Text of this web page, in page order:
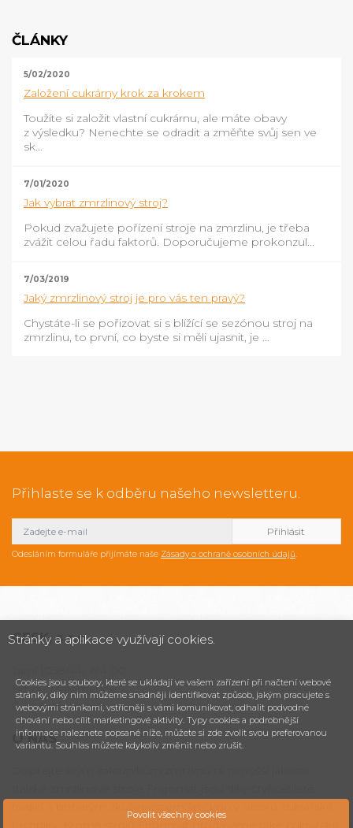
ČLÁNKY
5/02/2020
Založení cukrárny krok za krokem
Toužíte si založit vlastní cukrárnu, ale máte obavy
z výsledku? Nenechte se odradit a změňte svůj sen ve
sk...
7/01/2020
Jak vybrat zmrzlinový stroj?
Pokud zvažujete pořízení stroje na zmrzlinu, je třeba
zvážit celou řadu faktorů. Doporučujeme prokonzul...
7/03/2019
Jaký zmrzlinový stroj je pro vás ten pravý?
Chystáte-li se pořizovat si s blížící se sezónou stroj na
zmrzlinu, to první, co byste si měli ujasnit, je ...
Přihlaste se k odběru našeho newsletteru.
Odesláním formuláře přijímáte naše Zásady o ochraně osobních údajů
CESK,s.r.o.
Brno - Maloměřice
Česká republika
O NÁS
Stránky a aplikace využívají cookies.
Cookies jsou soubory, které se ukládají ve vašem zařízení při načtení webové
stránky, díky nim můžeme snadněji identifikovat způsob, jakým pracujete s
webovými stránkami, vstřícněji s vámi komunikovat, odhalit podvodné
chování nebo cílit marketingové aktivity. Typy cookies a podrobnější
informace naleznete popsané níže, můžete si zde zvolit svou preferovanou
variantu. Souhlas můžete kdykoliv změnit nebo zrušit.
Povolit všechny cookies